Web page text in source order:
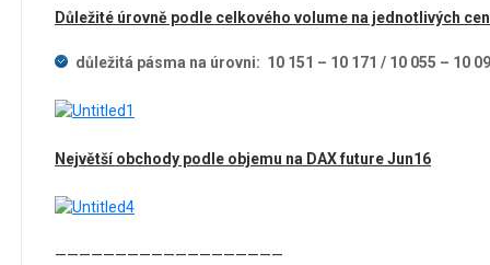
Důležité úrovně podle celkového volume na jednotlivých
důležitá pásma na úrovni: 10 151 – 10 171 / 10 055 – 10
Největší obchody podle objemu na DAX future Jun16
———————————————————